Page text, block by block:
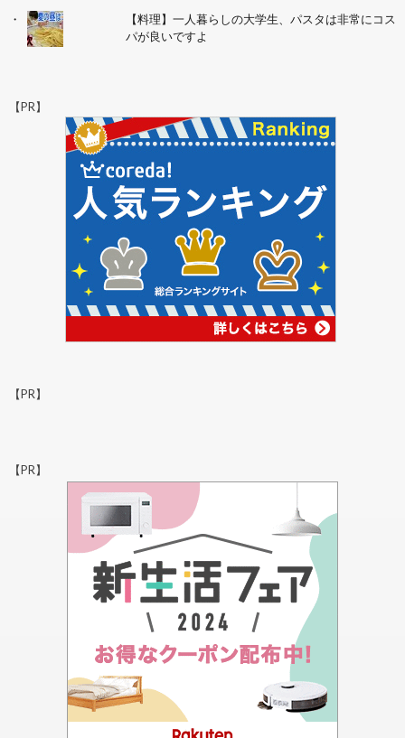
【料理】一人暮らしの大学生、パスタは非常にコス
パが良いですよ
【PR】
【PR】
【PR】